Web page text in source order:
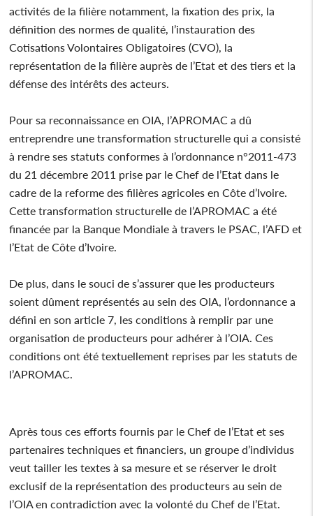
activités de la filière notamment, la fixation des prix, la
définition des normes de qualité, l’instauration des
Cotisations Volontaires Obligatoires (CVO), la
représentation de la filière auprès de l’Etat et des tiers et la
défense des intérêts des acteurs.
Pour sa reconnaissance en OIA, l’APROMAC a dû
entreprendre une transformation structurelle qui a consisté
à rendre ses statuts conformes à l’ordonnance n°2011-473
du 21 décembre 2011 prise par le Chef de l’Etat dans le
cadre de la reforme des filières agricoles en Côte d’Ivoire.
Cette transformation structurelle de l’APROMAC a été
financée par la Banque Mondiale à travers le PSAC, l’AFD et
l’Etat de Côte d’Ivoire.
De plus, dans le souci de s’assurer que les producteurs
soient dûment représentés au sein des OIA, l’ordonnance a
défini en son article 7, les conditions à remplir par une
organisation de producteurs pour adhérer à l’OIA. Ces
conditions ont été textuellement reprises par les statuts de
l’APROMAC.
Après tous ces efforts fournis par le Chef de l’Etat et ses
partenaires techniques et financiers, un groupe d’individus
veut tailler les textes à sa mesure et se réserver le droit
exclusif de la représentation des producteurs au sein de
l’OIA en contradiction avec la volonté du Chef de l’Etat.